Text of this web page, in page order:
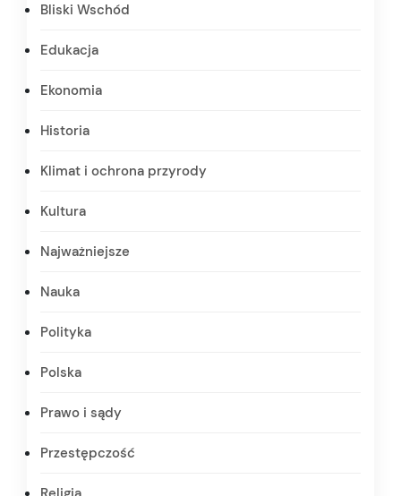
Bliski Wschód
Edukacja
Ekonomia
Historia
Klimat i ochrona przyrody
Kultura
Najważniejsze
Nauka
Polityka
Polska
Prawo i sądy
Przestępczość